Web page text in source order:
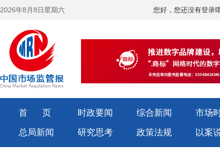
2026年8月8日星期六 您好，您还没有登录
首 页 时政要闻 综合新闻
市场
总局新闻
研究思考 政策法规 以案